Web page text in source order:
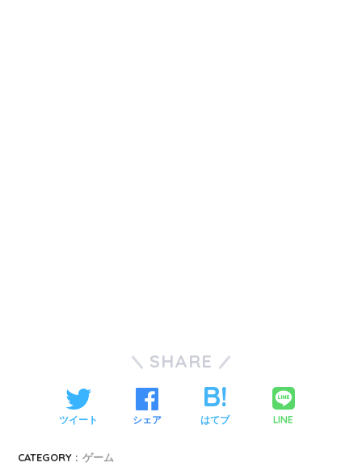
SHARE
ツイート シェア はてブ LINE
CATEGORY : ゲーム